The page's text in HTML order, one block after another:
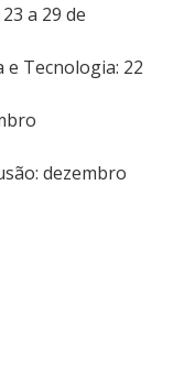
a 29 de
e Tecnologia: 22
dezembro